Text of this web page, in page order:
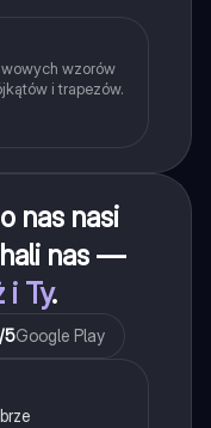
wzorów
i trapezów.
nas nasi
nas —
i Ty.
/5Google Play